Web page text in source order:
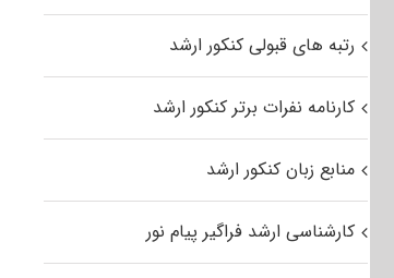
رتبه های قبولی کنکور ارشد
کارنامه نفرات برتر کنکور ارشد
منابع زبان کنکور ارشد
کارشناسی ارشد فراگیر پیام نور